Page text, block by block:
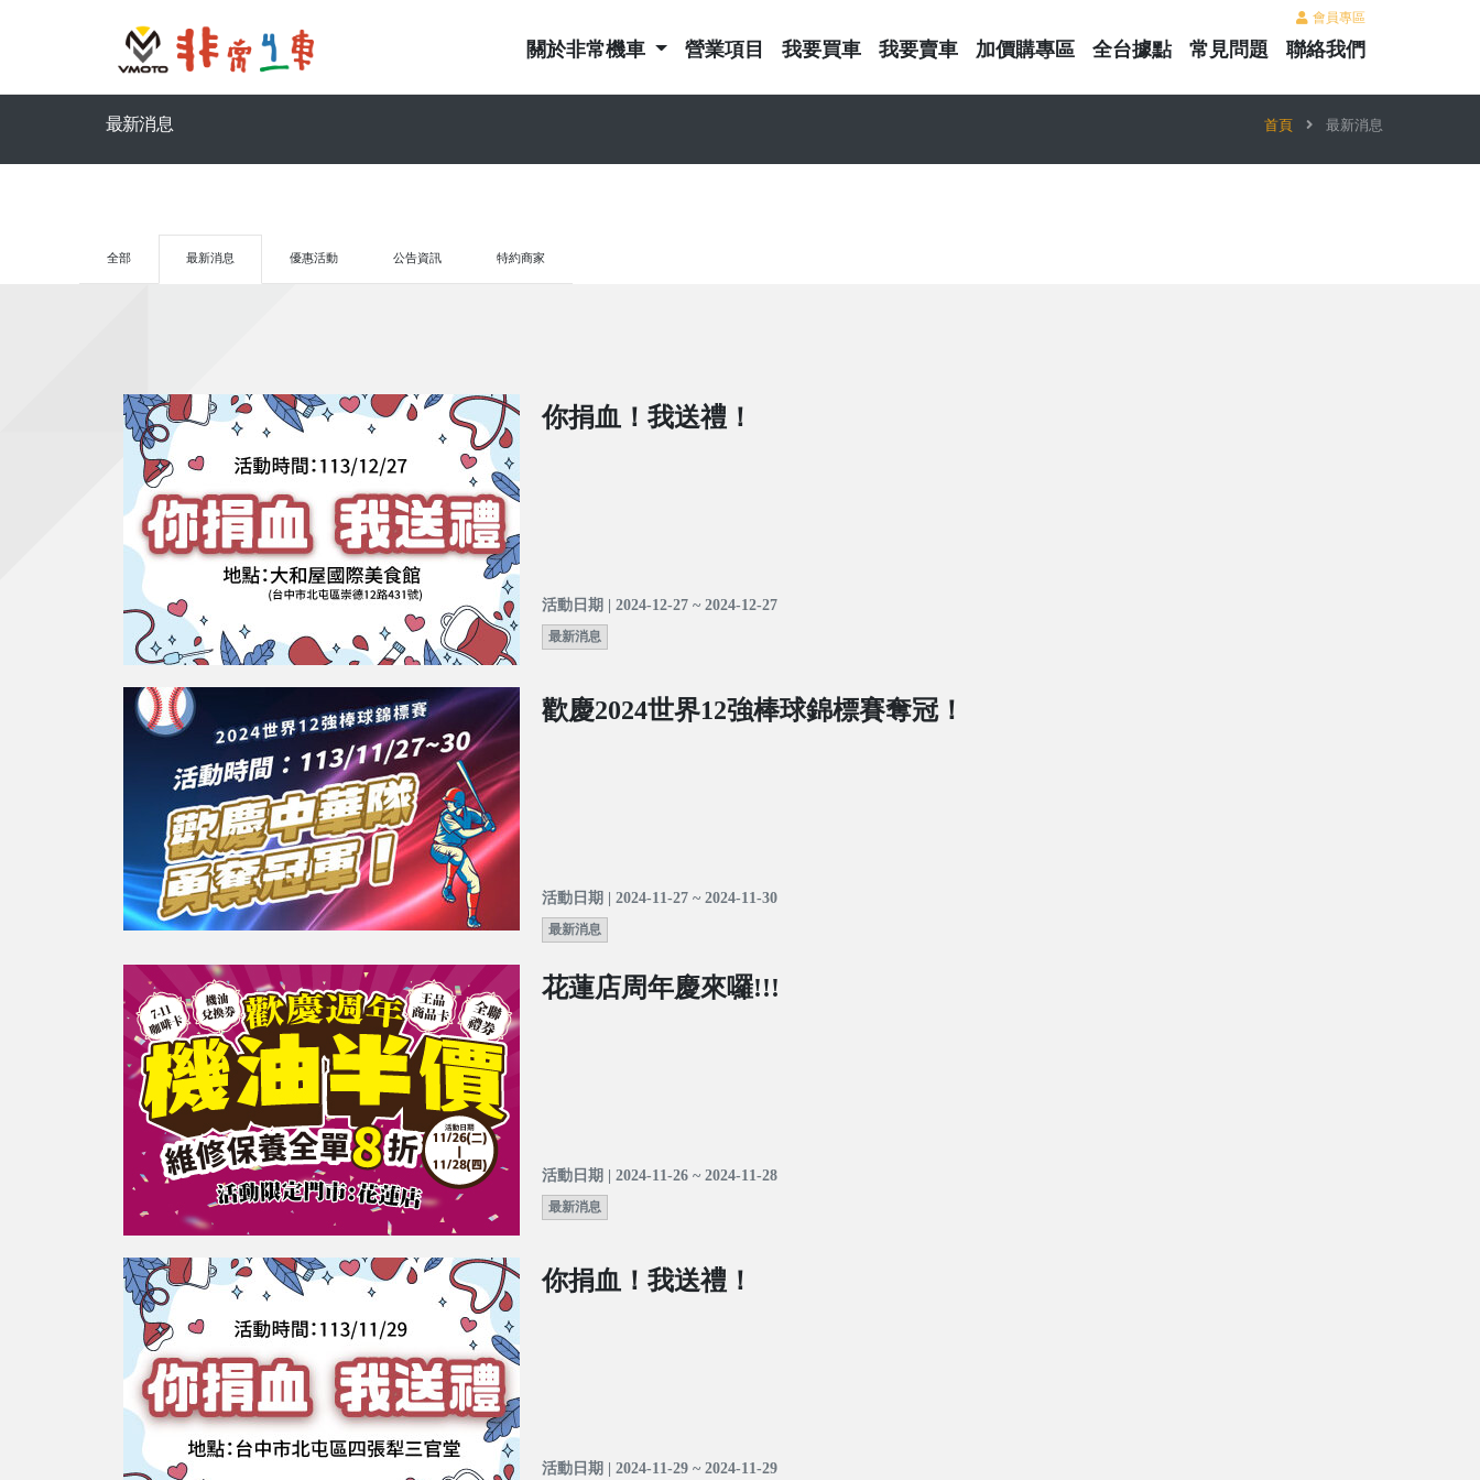
會員專區
關於非常機車 營業項目 我要買車 我要賣車 加價購專區 全台據點 常見問題 聯絡我們
最新消息 首頁 最新消息
全部 最新消息 優惠活動 公告資訊 特約商家
你捐血！我送禮！
活動日期 | 2024-12-27 ~ 2024-12-27
最新消息
歡慶2024世界12強棒球錦標賽奪冠！
活動日期 | 2024-11-27 ~ 2024-11-30
最新消息
花蓮店周年慶來囉!!!
活動日期 | 2024-11-26 ~ 2024-11-28
最新消息
你捐血！我送禮！
活動日期 | 2024-11-29 ~ 2024-11-29